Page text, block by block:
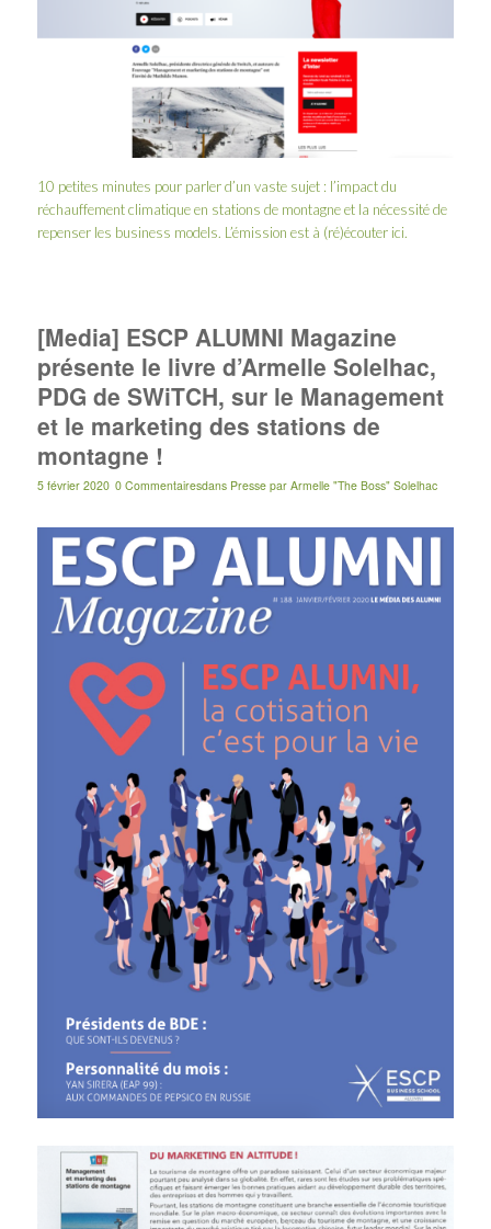
10 petites minutes pour parler d’un vaste sujet : l’impact du
réchauffement climatique en stations de montagne et la nécessité de
repenser les business models. L’émission est à (ré)écouter ici.
[Media] ESCP ALUMNI Magazine
présente le livre d’Armelle Solelhac,
PDG de SWiTCH, sur le Management
et le marketing des stations de
montagne !
5 février 2020 0 Commentairesdans Presse par Armelle "The Boss" Solelhac